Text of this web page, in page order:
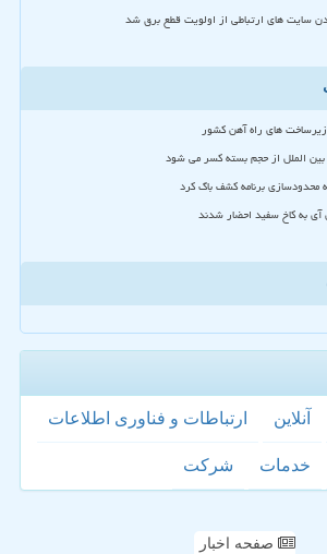
سایت های ارتباطی از اولویت قطع برق شد
های راه آهن کشور
بین الملل از حجم بسته کسر می شود
برنامه کشف باگ کرد
آی به کاخ سفید احضار شدند
آنلاین ارتباطات و فناوری اطلاعات
خدمات شركت
صفحه اخبار